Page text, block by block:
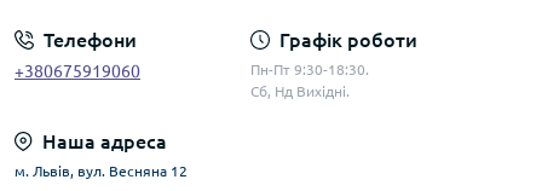
Телефони
+380675919060
Графік роботи
Пн-Пт 9:30-18:30.
Сб, Нд Вихідні.
Наша адреса
м. Львів, вул. Весняна 12